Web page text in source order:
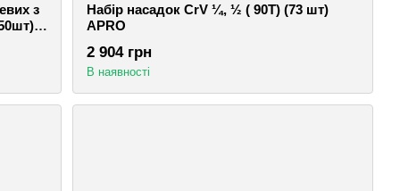
з
Набір насадок CrV ¼, ½ ( 90Т) (73 шт)
APRO
2 904 грн
В наявності